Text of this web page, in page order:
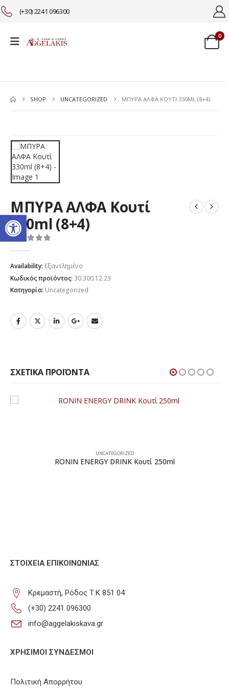
Ανοίξτε τη γραμμή
(+30) 2241 096300
0
SHOP UNCATEGORIZED ΜΠΥΡΑ ΑΛΦΑ ΚΟΥΤΊ 330ML (8+4)
ΜΠΥΡΑ ΑΛΦΑ Κουτί
330ml (8+4)
Availability: Εξαντλημένο
Κωδικός προϊόντος: 30.300.12.23
Κατηγορία: Uncategorized
ΣΧΕΤΙΚΆ ΠΡΟΪΌΝΤΑ
UNCATEGORIZED
RONIN ENERGY DRINK Κουτί 250ml
ΣΤΟΙΧΕΊΑ ΕΠΙΚΟΙΝΩΝΊΑΣ
Κρεμαστή, Ρόδος Τ.Κ 851 04
(+30) 2241 096300
info@aggelakiskava.gr
ΧΡΗΣΙΜΟΙ ΣΥΝΔΕΣΜΟΙ
Πολιτική Απορρήτου